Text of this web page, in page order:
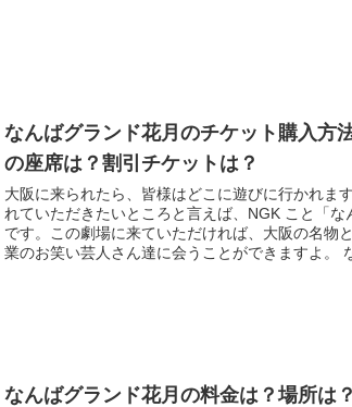
なんばグランド花月のチケット購入方
の座席は？割引チケットは？
大阪に来られたら、皆様はどこに遊びに行かれま
れていただきたいところと言えば、NGK こと「な
です。この劇場に来ていただければ、大阪の名物
業のお笑い芸人さん達に会うことができますよ。
なんばグランド花月の料金は？場所は